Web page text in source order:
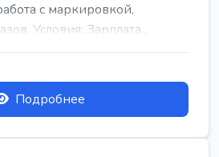
с маркировкой,
Условия: Зарплата...
Подробнее